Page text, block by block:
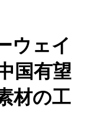
ウェイ
国有望
材の工